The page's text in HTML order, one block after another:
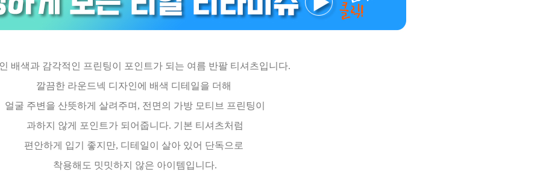
배색과 감각적인 프린팅이 포인트가 되는 여름 반팔 티셔츠입니다.
깔끔한 라운드넥 디자인에 배색 디테일을 더해
얼굴 주변을 산뜻하게 살려주며, 전면의 가방 모티브 프린팅이
과하지 않게 포인트가 되어줍니다. 기본 티셔츠처럼
편안하게 입기 좋지만, 디테일이 살아 있어 단독으로
착용해도 밋밋하지 않은 아이템입니다.